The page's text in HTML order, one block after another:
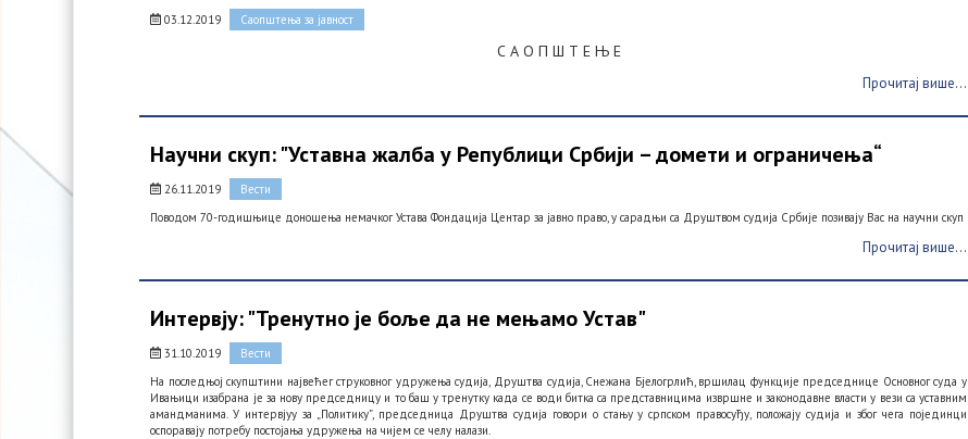
03.12.2019 Саопштења за јавност
С А О П Ш Т Е Њ Е
Прочитај више...
Научни скуп: "Уставна жалба у Републици Србији – домети и ограничења“
26.11.2019
Вести
Поводом 70-годишњице доношења немачког Устава Фондација Центар за јавно право, у сарадњи са Друштвом судија Србије позивају Вас на научни скуп
Прочитај више...
Интервју: "Тренутно је боље да не мењамо Устав"
31.10.2019
Вести
На последњој скупштини највећег струковног удружења судија, Друштва судија, Снежана Бјелогрлић, вршилац функције председнице Основног суда у
Ивањици изабрана је за нову председницу и то баш у тренутку када се води битка са представницима извршне и законодавне власти у вези са уставним
амандманима. У интервјуу за „Политику”, председница Друштва судија говори о стању у српском правосуђу, положају судија и због чега појединци
оспоравају потребу постојања удружења на чијем се челу налази.